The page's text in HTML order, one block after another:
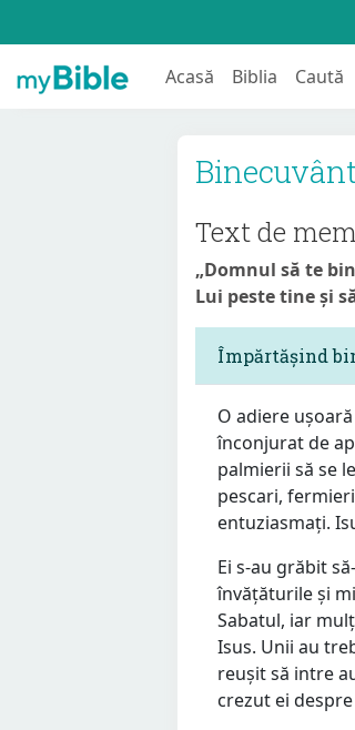
Acasă Biblia Caută
Text de
„Domnul să te
Lui peste tine și
Împărtășind
O adiere
înconjurat de
palmierii să se
pescari,
entuziasmați.
Ei s-au grăbit
învățăturile și
Sabatul, iar
Isus. Unii au
reușit să intre
crezut ei